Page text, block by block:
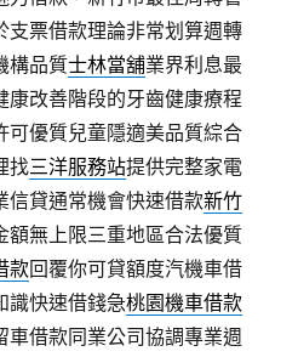
支票借款理論非常划算週轉
構品質士林當舖業界利息最
康改善階段的牙齒健康療程
可優質兒童隱適美品質綜合
找三洋服務站提供完整家電
信貸通常機會快速借款新竹
額無上限三重地區合法優質
款回覆你可貸額度汽機車借
識快速借錢急桃園機車借款
車借款同業公司協調專業週